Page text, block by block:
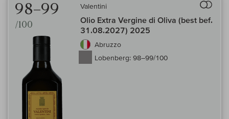
98–99
/100
Valentini
Olio Extra Vergine di Oliva (best bef.
31.08.2027) 2025
Abruzzo
Lobenberg: 98–99/100